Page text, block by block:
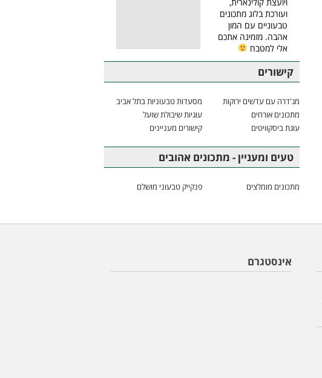
ועורכת בלוג מתכונים
טבעוניים עם המון
אהבה. מזמינה אתכם
אלי למטבח
קישורים
מג'דרה עם עדשים ירוקות
מסעדות טבעוניות בתל אביב
מתכונים אורחים
עוגיות שיבולת שועל
עוגת ביסקוויטים
קישורים מעניינים
טעים ומעניין - מתכונים אהובים
מתכונים מומלצים פנקייק טבעוני מושלם
אינסטגרם